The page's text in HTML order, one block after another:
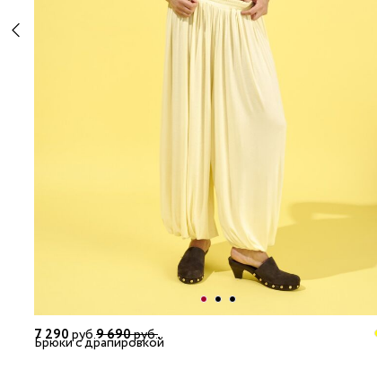
7 290руб.9 690руб.
Брюки с драпировкой